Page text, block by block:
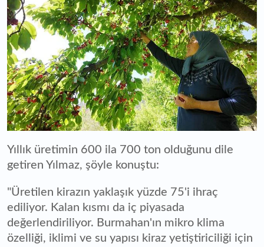
Yıllık üretimin 600 ila 700 ton olduğunu dile
getiren Yılmaz, şöyle konuştu:
"Üretilen kirazın yaklaşık yüzde 75'i ihraç
ediliyor. Kalan kısmı da iç piyasada
değerlendiriliyor. Burmahan'ın mikro klima
özelliği, iklimi ve su yapısı kiraz yetiştiriciliği için